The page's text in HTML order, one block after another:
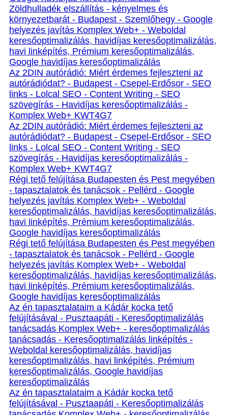
Zöldhulladék elszállítás - kényelmes és
környezetbarát - Budapest - Szemlőhegy - Google
helyezés javítás Komplex Web+ - Weboldal
keresőoptimalizálás, havidíjas keresőoptimalizálás,
havi linképítés, Prémium keresőoptimalizálás,
Google havidíjas keresőoptimalizálás
Az 2DIN autórádió: Miért érdemes fejleszteni az
autórádiódat? - Budapest - Csepel-Erdősor - SEO
links - Lolcal SEO - Content Writing - SEO
szövegírás - Havidíjas keresőoptimalizálás -
Komplex Web+ KWT4G7
Az 2DIN autórádió: Miért érdemes fejleszteni az
autórádiódat? - Budapest - Csepel-Erdősor - SEO
links - Lolcal SEO - Content Writing - SEO
szövegírás - Havidíjas keresőoptimalizálás -
Komplex Web+ KWT4G7
Régi tető felújítása Budapesten és Pest megyében
- tapasztalatok és tanácsok - Pellérd - Google
helyezés javítás Komplex Web+ - Weboldal
keresőoptimalizálás, havidíjas keresőoptimalizálás,
havi linképítés, Prémium keresőoptimalizálás,
Google havidíjas keresőoptimalizálás
Régi tető felújítása Budapesten és Pest megyében
- tapasztalatok és tanácsok - Pellérd - Google
helyezés javítás Komplex Web+ - Weboldal
keresőoptimalizálás, havidíjas keresőoptimalizálás,
havi linképítés, Prémium keresőoptimalizálás,
Google havidíjas keresőoptimalizálás
Az én tapasztalataim a Kádár kocka tető
felújításával - Pusztaapáti - Keresőoptimalizálás
tanácsadás Komplex Web+ - keresőoptimalizálás
tanácsadás - Keresőoptimalizálás linképítés -
Weboldal keresőoptimalizálás, havidíjas
keresőoptimalizálás, havi linképítés, Prémium
keresőoptimalizálás, Google havidíjas
keresőoptimalizálás
Az én tapasztalataim a Kádár kocka tető
felújításával - Pusztaapáti - Keresőoptimalizálás